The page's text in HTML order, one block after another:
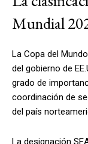
Mundial
La Copa del
del gobierno de
grado de
coordinación de
del país
La designación